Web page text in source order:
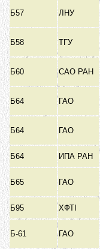
Б57 ЛНУ
Б58 ТГУ
Б60 САО РАН
Б64 ГАО
Б64 ГАО
Б64
ИПА РАН
Б65 ГАО
Б95
ХФТІ
Б-61 ГАО